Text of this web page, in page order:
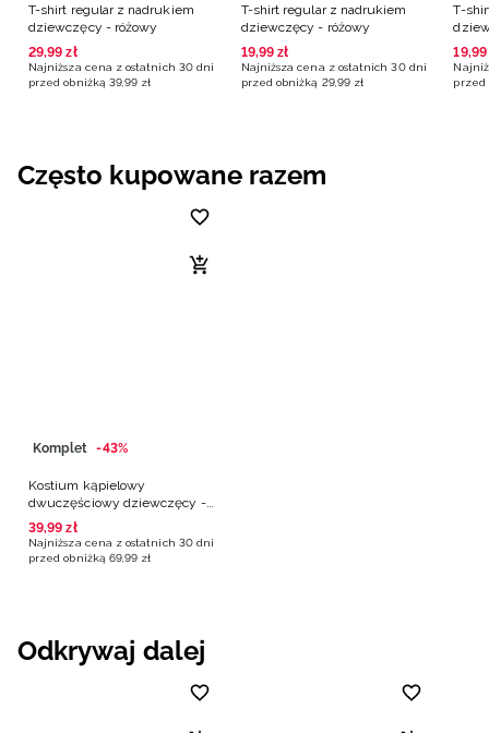
T-shirt regular z nadrukiem
dziewczęcy - różowy
29,99 zł
Najniższa cena z ostatnich 30 dni
przed obniżką 39,99 zł
T-shirt regular z nadrukiem
dziewczęcy - różowy
19,99 zł
Najniższa cena z ostatnich 30 dni
przed obniżką 29,99 zł
T-
19,99
przed
Często kupowane razem
Komplet -43%
Kostium kąpielowy
dwuczęściowy dziewczęcy -
czarny
39,99 zł
Najniższa cena z ostatnich 30 dni
przed obniżką 69,99 zł
Odkrywaj dalej